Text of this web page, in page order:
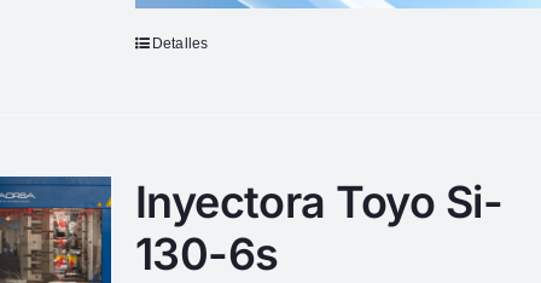
Detalles
Inyectora Toyo Si-
130-6s